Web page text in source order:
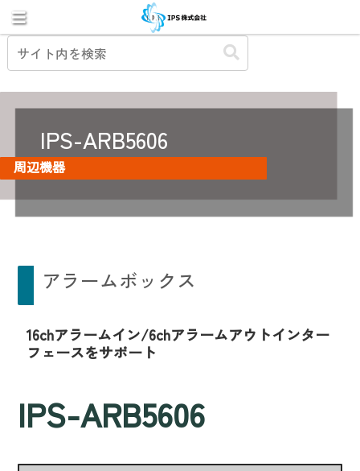
IPS-ARB5606
周辺機器
アラームボックス
16chアラームイン/6chアラームアウトインター
フェースをサポート
IPS-ARB5606